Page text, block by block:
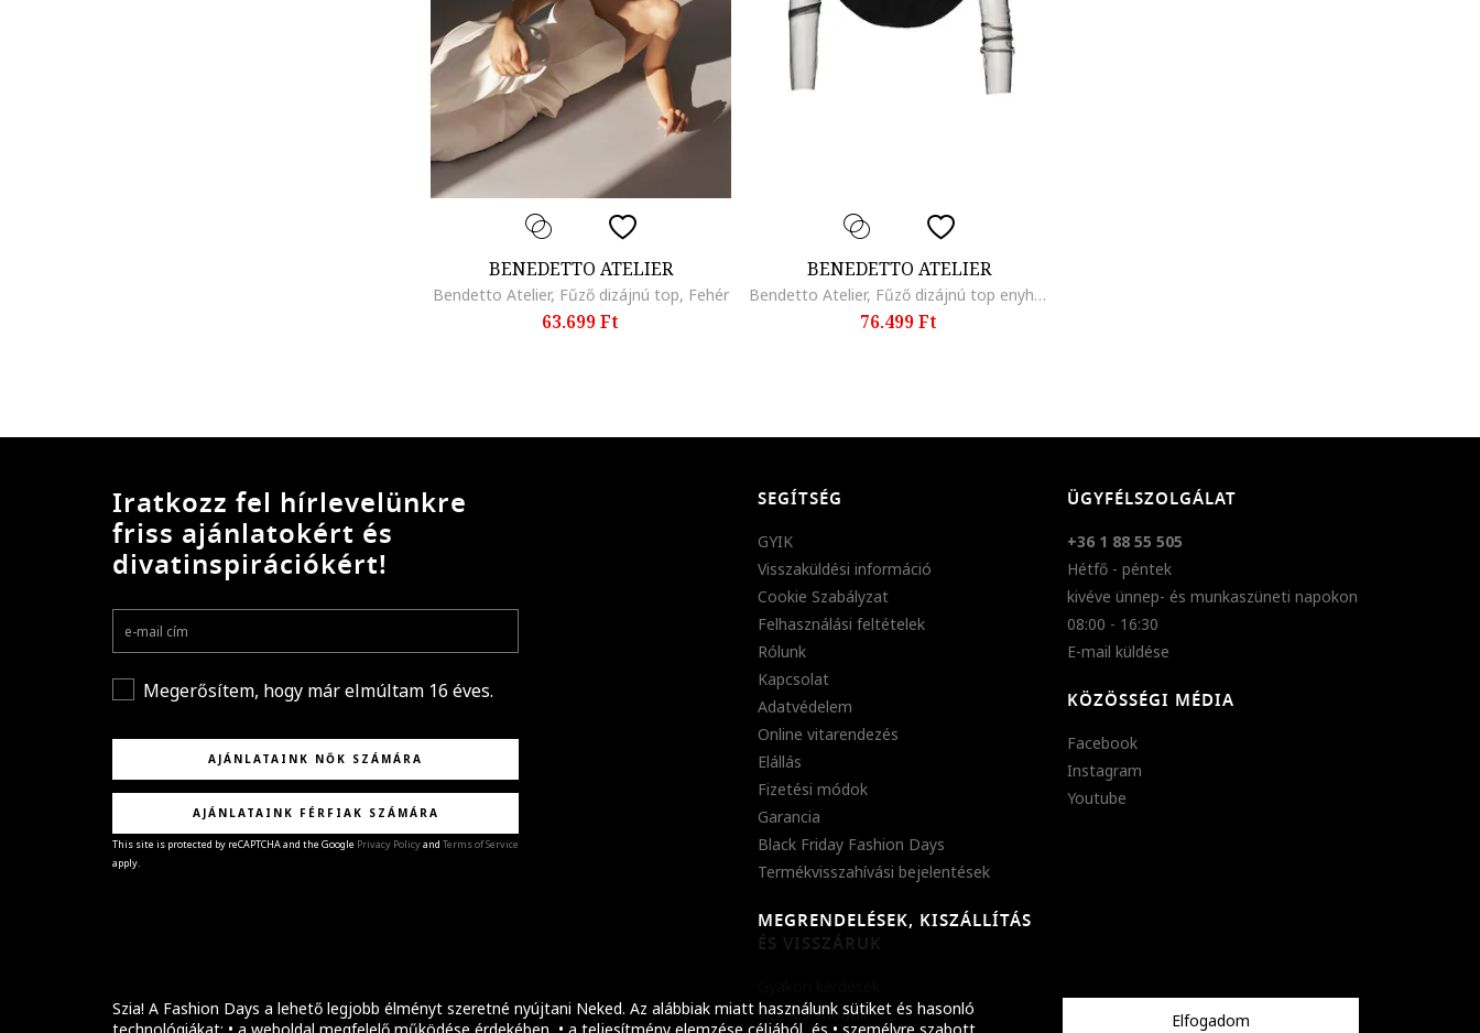
Szia! A Fashion Days a lehető legjobb élményt szeretné nyújtani Neked. Az alábbiak miatt használunk sütiket és hasonló
Elfogadom
BENEDETTO ATELIER
Bendetto Atelier, Fűző dizájnú top, Fehér
63.699 Ft
BENEDETTO ATELIER
Bendetto Atelier, Fűző dizájnú top enyhén áttetsző hálós ujjakkal, Fekete
76.499 Ft
Iratkozz fel hírlevelünkre
friss ajánlatokért és
divatinspirációkért!
Megerősítem, hogy már elmúltam 16 éves.
AJÁNLATAINK NŐK SZÁMÁRA
AJÁNLATAINK FÉRFIAK SZÁMÁRA
This site is protected by reCAPTCHA and the Google Privacy Policyand Terms of Service
apply.
kollekcióit, különleges ajánlatainkat és stílustippjeinket!
SEGÍTSÉG
GYIK
Visszaküldési információ
Cookie Szabályzat
Felhasználási feltételek
Rólunk
Kapcsolat
Adatvédelem
Online vitarendezés
Elállás
Fizetési módok
Garancia
Black Friday Fashion Days
Termékvisszahívási bejelentések
MEGRENDELÉSEK, KISZÁLLÍTÁS
ÉS VISSZÁRUK
Fizetési módok
ÜGYFÉLSZOLGÁLAT
+36 1 88 55 505
Hétfő - péntek
kivéve ünnep- és munkaszüneti napokon
08:00 - 16:30
E-mail küldése
KÖZÖSSÉGI MÉDIA
Facebook
Instagram
Youtube